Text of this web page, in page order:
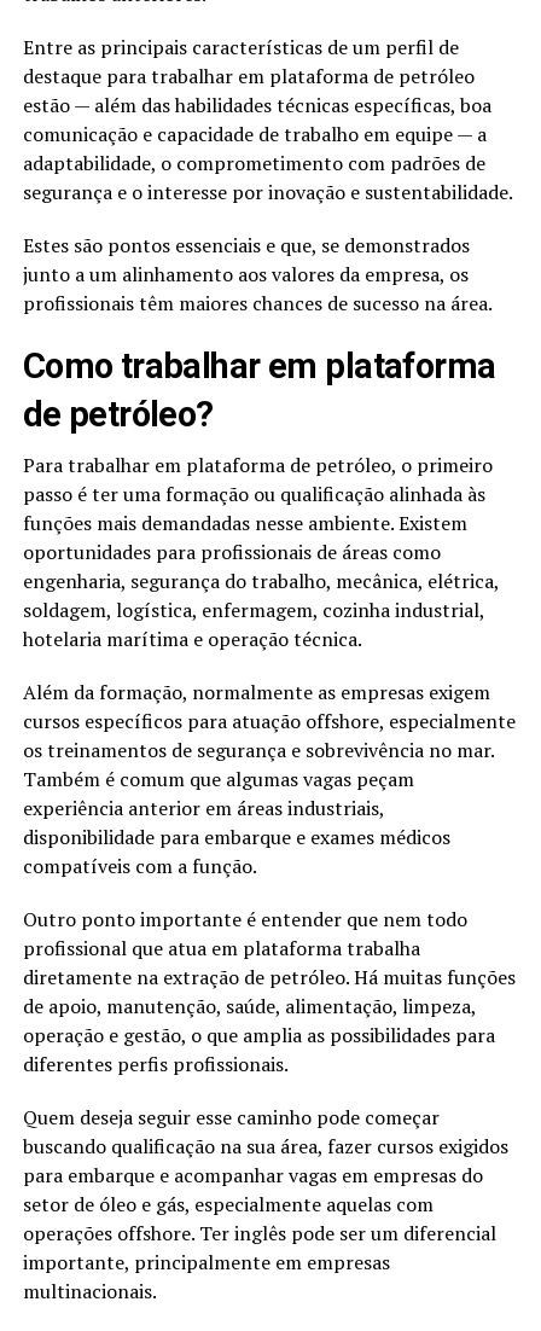
Entre as principais características de um perfil de
destaque para trabalhar em plataforma de petróleo
estão — além das habilidades técnicas específicas, boa
comunicação e capacidade de trabalho em equipe — a
adaptabilidade, o comprometimento com padrões de
segurança e o interesse por inovação e sustentabilidade.
Estes são pontos essenciais e que, se demonstrados
junto a um alinhamento aos valores da empresa, os
profissionais têm maiores chances de sucesso na área.
Como trabalhar em plataforma
de petróleo​?
Para trabalhar em plataforma de petróleo, o primeiro
passo é ter uma formação ou qualificação alinhada às
funções mais demandadas nesse ambiente. Existem
oportunidades para profissionais de áreas como
engenharia, segurança do trabalho, mecânica, elétrica,
soldagem, logística, enfermagem, cozinha industrial,
hotelaria marítima e operação técnica.
Além da formação, normalmente as empresas exigem
cursos específicos para atuação offshore, especialmente
os treinamentos de segurança e sobrevivência no mar.
Também é comum que algumas vagas peçam
experiência anterior em áreas industriais,
disponibilidade para embarque e exames médicos
compatíveis com a função.
Outro ponto importante é entender que nem todo
profissional que atua em plataforma trabalha
diretamente na extração de petróleo. Há muitas funções
de apoio, manutenção, saúde, alimentação, limpeza,
operação e gestão, o que amplia as possibilidades para
diferentes perfis profissionais.
Quem deseja seguir esse caminho pode começar
buscando qualificação na sua área, fazer cursos exigidos
para embarque e acompanhar vagas em empresas do
setor de óleo e gás, especialmente aquelas com
operações offshore. Ter inglês pode ser um diferencial
importante, principalmente em empresas
multinacionais.